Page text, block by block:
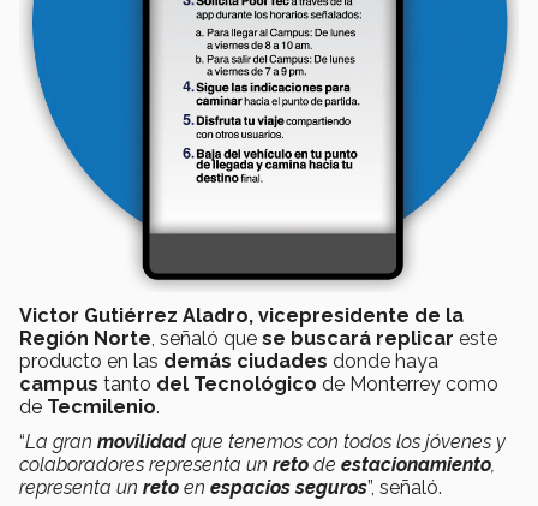
Victor Gutiérrez Aladro, vicepresidente de la
Región Norte, señaló que se buscará replicar este
producto en las demás ciudades donde haya
campus tanto del Tecnológico de Monterrey como
de Tecmilenio.
“La gran movilidadque tenemos con todos los jóvenes y
colaboradores representa un reto de estacionamiento,
representa un reto en espacios seguros”, señaló.